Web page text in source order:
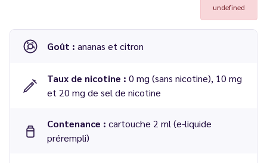
undefined
Goût : ananas et citron
Taux de nicotine : 0 mg (sans nicotine), 10 mg
et 20 mg de sel de nicotine
Contenance : cartouche 2 ml (e-liquide
prérempli)